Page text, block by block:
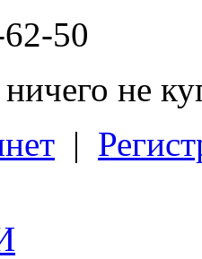
50
не
|